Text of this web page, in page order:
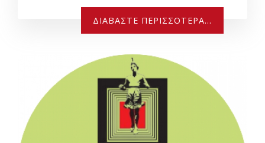
ΔΙΑΒΆΣΤΕ ΠΕΡΙΣΣΌΤΕΡΑ...